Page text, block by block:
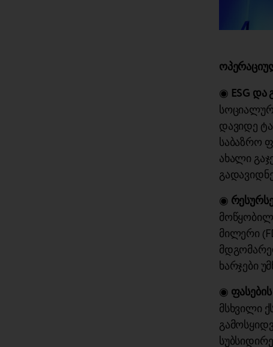
◉ ESG
დავიდე
საბაზრო
ახალი
◉
მილერი
ხარჯები
◉
მსხვილი